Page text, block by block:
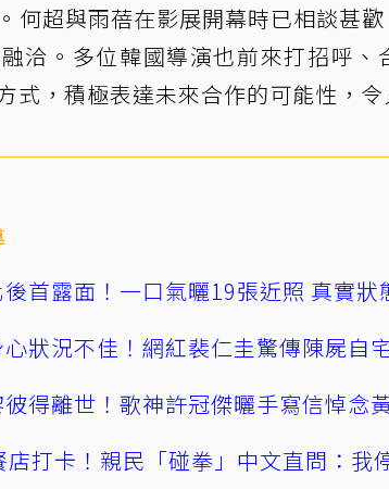
何超與雨蓓在影展開幕時已相談甚
洽。多位韓國導演也前來打招呼
式，積極表達未來合作的可能性，令
首露面！一口氣曬19張近照 真實狀
狀況不佳！網紅裴仁圭驚傳陳屍自
得離世！歌神許冠傑曬手寫信悼念
店打卡！親民「碰拳」中文直問：我